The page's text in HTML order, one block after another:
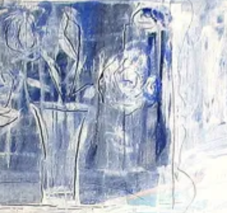
Tác giả: Donald Kuspit - Whitehot Magazine of Contemporary Art
7/2018) "Tôi đã quá phát ngán với sự sùng bái nghệ thuật một cách mù
quáng đang ngự trị trong giới trí thức thời nay, một sự sùng bái dung
cho hầu hết mọi sự suy đồi về đạo đức lẫn trí tuệ của người nghệ sĩ,
là anh ta có vẻ đã thành danh. Có một yêu cầu hoàn toàn chính đáng
trước khi làm một nghệ sĩ thành công, anh ta phải là một con người
công cái đã, ngay cả khi cái giá phải trả là sự